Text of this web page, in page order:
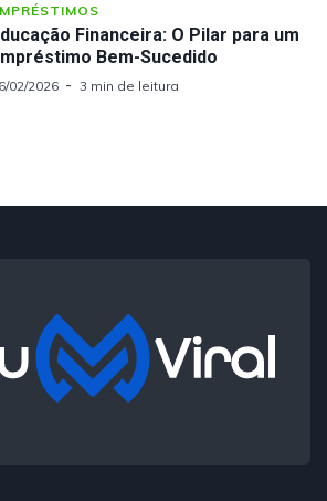
Financeira: O Pilar para um
Bem-Sucedido
02/2026 3 min de leitura